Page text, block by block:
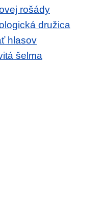
rošády
družica
hlasov
šelma